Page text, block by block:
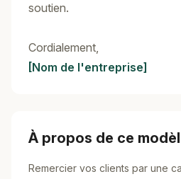
soutien.
Cordialement,
[Nom de l'entreprise]
À propos de ce
Remercier vos clients par une